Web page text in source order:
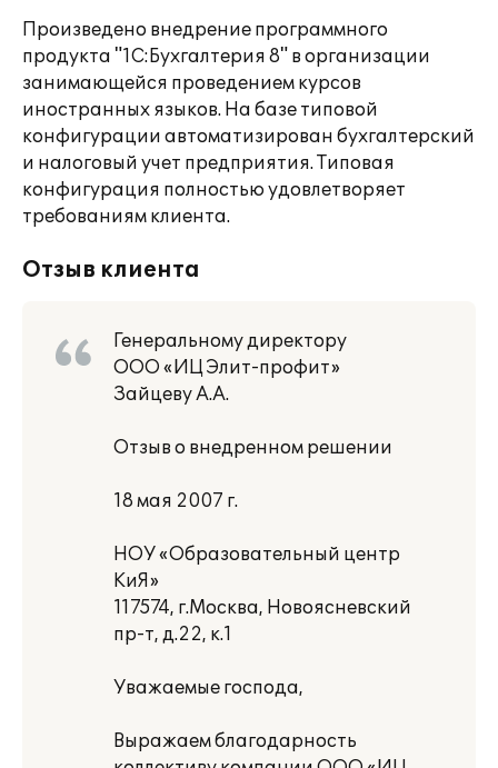
Произведено внедрение программного
продукта "1С:Бухгалтерия 8" в организации
занимающейся проведением курсов
иностранных языков. На базе типовой
конфигурации автоматизирован бухгалтерский
и налоговый учет предприятия. Типовая
конфигурация полностью удовлетворяет
требованиям клиента.
Отзыв клиента
Генеральному директору
ООО «ИЦ Элит-профит»
Зайцеву А.А.
Отзыв о внедренном решении
18 мая 2007 г.
НОУ «Образовательный центр
КиЯ»
117574, г.Москва, Новоясневский
пр-т, д.22, к.1
Уважаемые господа,
Выражаем благодарность